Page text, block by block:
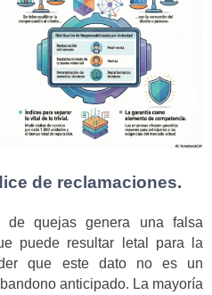
de reclamaciones.
quejas genera una falsa
puede resultar letal para la
que este dato no es un
anticipado. La mayoría